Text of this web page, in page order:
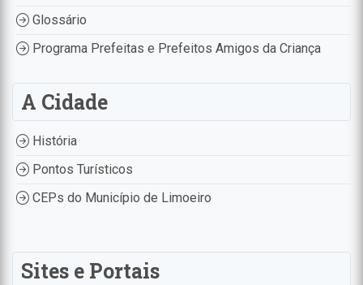
Glossário
Programa Prefeitas e Prefeitos Amigos da Criança
A Cidade
História
Pontos Turísticos
CEPs do Município de Limoeiro
Sites e Portais